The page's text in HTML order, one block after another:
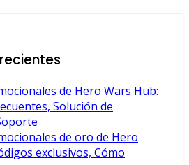
de Hero Wars Hub:
Solución de
de oro de Hero
exclusivos, Cómo